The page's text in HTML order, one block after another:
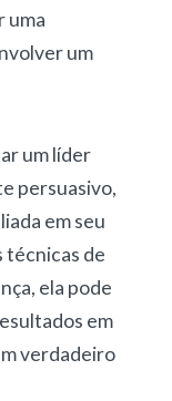
uma
um
um líder
persuasivo,
em seu
técnicas de
ela pode
em
verdadeiro